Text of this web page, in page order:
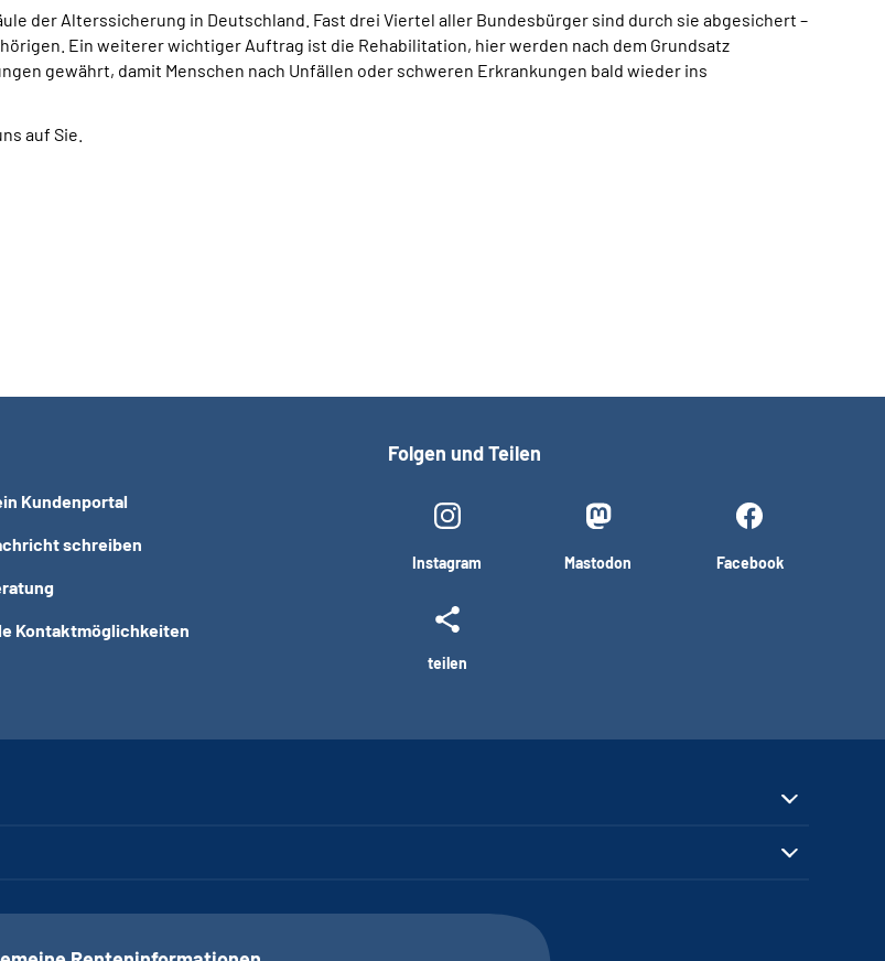
der Alterssicherung in Deutschland. Fast drei Viertel aller Bundesbürger sind durch sie abgesichert –
Ein weiterer wichtiger Auftrag ist die Rehabilitation, hier werden nach dem Grundsatz
gewährt, damit Menschen nach Unfällen oder schweren Erkrankungen bald wieder ins
auf Sie.
Kundenportal
schreiben
Kontaktmöglichkeiten
Folgen und Teilen
Instagram Mastodon Facebook
teilen